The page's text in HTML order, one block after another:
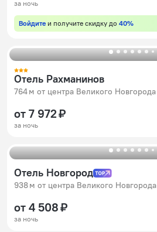
за ночь
Войдите и получите скидку до 40%
Отель Рахманинов
764 м от центра Великого Новгорода
от 7 972 ₽
за ночь
Отель Новгород
938 м от центра Великого Новгорода
от 4 508 ₽
за ночь